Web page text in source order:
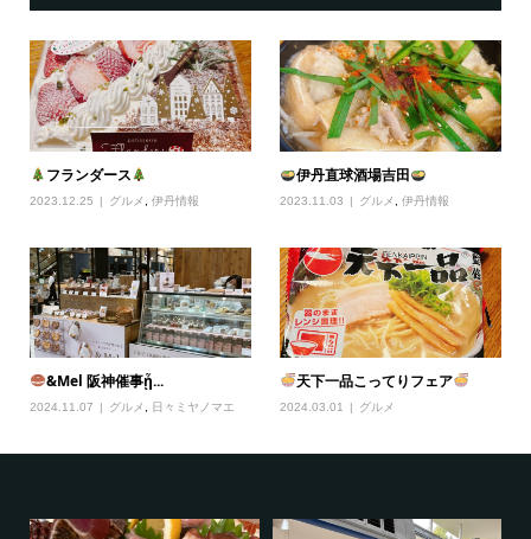
フランダース
2023.12.25 グルメ 伊丹情報
伊丹直球酒場吉田
2023.11.03 グルメ ,伊丹情報
&Mel 阪神催事ᾖ...
2024.11.07 グルメ 日々ミヤノマエ
天下一品こってりフェア
2024.03.01 グルメ